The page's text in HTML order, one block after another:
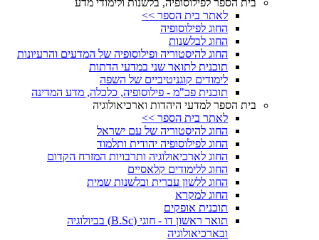
בית הספר לפילוסופיה, בלשנות ולימודי מדע
לאתר בית הספר >>
החוג לפילוסופיה
החוג לבלשנות
החוג להיסטוריה ופילוסופיה של המדעים והרעיונות
תוכנית לתואר שני במדעי הדתות
לימודים קוגניטיביים של השפה
תוכנית פכ"מ - פילוסופיה, כלכלה, מדע המדינה
בית הספר למדעי היהדות וארכיאולוגיה
לאתר בית הספר >>
החוג להיסטוריה של עם ישראל
החוג לפילוסופיה יהודית ותלמוד
החוג לארכיאולוגיה ותרבויות המזרח הקדום
החוג ללימודים קלאסיים
החוג ללשון עברית ובלשנות שמית
החוג למקרא
תוכנית אופקים
תואר ראשון דו - חוגי (B.Sc) בביולוגיה
ובארכיאולוגיה